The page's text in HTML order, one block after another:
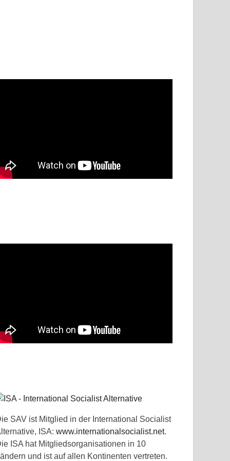
SAV ist Mitglied in der International Socialist
ISA:www.internationalsocialist.net.
ISA hat Mitgliedsorganisationen in 10
und ist auf allen Kontinenten vertreten.